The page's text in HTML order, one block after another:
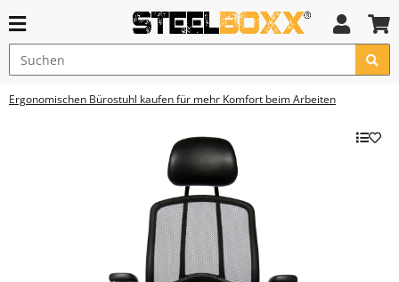
Ergonomischen Bürostuhl kaufen für mehr Komfort beim Arbeiten